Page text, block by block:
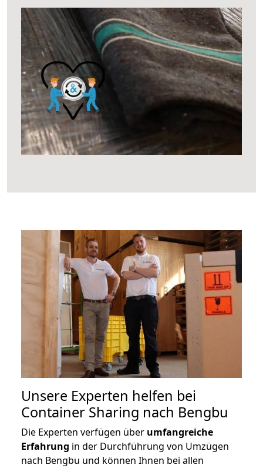
Unsere Experten helfen bei
Container Sharing nach Bengbu
Die Experten verfügen über umfangreiche
Erfahrung in der Durchführung von Umzügen
nach Bengbu und können Ihnen bei allen